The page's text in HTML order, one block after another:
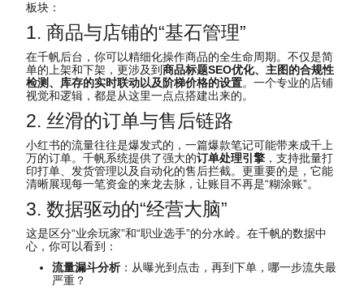
板块：
1. 商品与店铺的“基石管理”
在千帆后台，你可以精细化操作商品的全生命周期。不仅是简
单的上架和下架，更涉及到商品标题SEO优化、主图的合规性
检测、库存的实时联动以及阶梯价格的设置。一个专业的店铺
视觉和逻辑，都是从这里一点点搭建出来的。
2. 丝滑的订单与售后链路
小红书的流量往往是爆发式的，一篇爆款笔记可能带来成千上
万的订单。千帆系统提供了强大的订单处理引擎 ，支持批量打
印打单、发货管理以及自动化的售后拦截。更重要的是，它能
清晰展现每一笔资金的来龙去脉，让账目不再是“糊涂账”。
3. 数据驱动的“经营大脑”
这是区分“业余玩家”和“职业选手”的分水岭。在千帆的数据中
心，你可以看到：
流量漏斗分析：从曝光到点击，再到下单，哪一步流失最
严重？